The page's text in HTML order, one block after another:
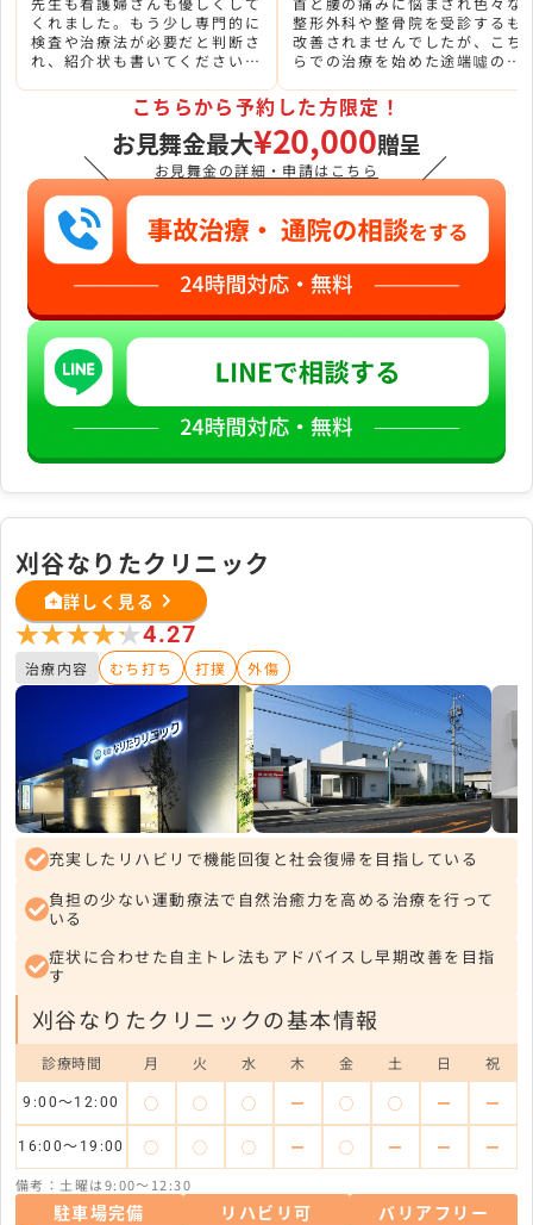
くれました。もう少し専門的に
検査や治療法が必要だと判断さ
れ、紹介状も書いてくださいま
良い病院です。
整形外科や整骨院を受診するも
改善されませんでしたが、こち
らでの治療を始めた途端噓のよ
が鍵だと思います。
＼
こちらから予約した方限定！
お見舞金最大¥20,000贈呈
お見舞金の詳細・申請はこちら ／
刈谷なりたクリニック
詳しく見る
★★★★★
★★★★★4.27
治療内容 むち打ち 打撲 外傷
充実したリハビリで機能回復と社会復帰を目指している
負担の少ない運動療法で自然治癒力を高める治療を行って
いる
症状に合わせた自主トレ法もアドバイスし早期改善を目指
す
刈谷なりたクリニックの基本情報
診療時間 月 火 水 木 金 土 日 祝
9:00～12:00 ◯ ◯ ◯ ー ◯ ◯ ー ー
16:00～19:00 ◯ ◯ ◯ ー ◯ ー ー ー
備考：土曜は9:00～12:30
駐車場完備 リハビリ可
バリアフリー